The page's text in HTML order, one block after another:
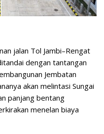
jalan Tol Jambi–Rengat
dengan tantangan
Jembatan
akan melintasi Sungai
panjang bentang
menelan biaya